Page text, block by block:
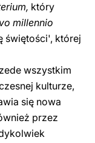
który
millennio
świętości', której
wszystkim
kulturze,
się nowa
przez